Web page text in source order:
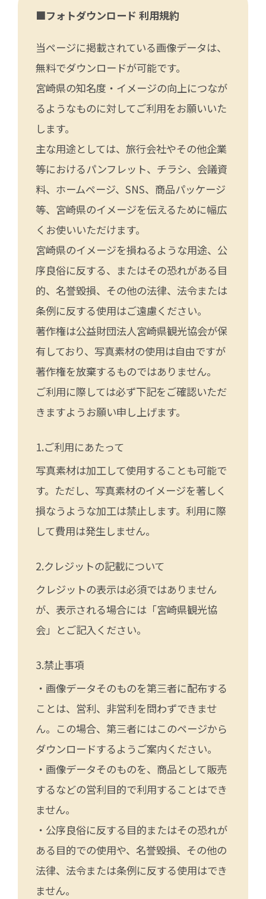
■フォトダウンロード 利用規約
当ページに掲載されている画像データは、
無料でダウンロードが可能です。
宮崎県の知名度・イメージの向上につなが
るようなものに対してご利用をお願いいた
します。
主な用途としては、旅行会社やその他企業
等におけるパンフレット、チラシ、会議資
料、ホームページ、SNS、商品パッケージ
等、宮崎県のイメージを伝えるために幅広
くお使いいただけます。
宮崎県のイメージを損ねるような用途、公
序良俗に反する、またはその恐れがある目
的、名誉毀損、その他の法律、法令または
条例に反する使用はご遠慮ください。
著作権は公益財団法人宮崎県観光協会が保
有しており、写真素材の使用は自由ですが
著作権を放棄するものではありません。
ご利用に際しては必ず下記をご確認いただ
きますようお願い申し上げます。
ご利用にあたって
写真素材は加工して使用することも可能で
す。ただし、写真素材のイメージを著しく
損なうような加工は禁止します。利用に際
して費用は発生しません。
クレジットの記載について
クレジットの表示は必須ではありません
が、表示される場合には「宮崎県観光協
会」とご記入ください。
禁止事項
・画像データそのものを第三者に配布する
ことは、営利、非営利を問わずできませ
ん。この場合、第三者にはこのページから
ダウンロードするようご案内ください。
・画像データそのものを、商品として販売
するなどの営利目的で利用することはでき
ません。
・公序良俗に反する目的またはその恐れが
ある目的での使用や、名誉毀損、その他の
法律、法令または条例に反する使用はでき
ません。